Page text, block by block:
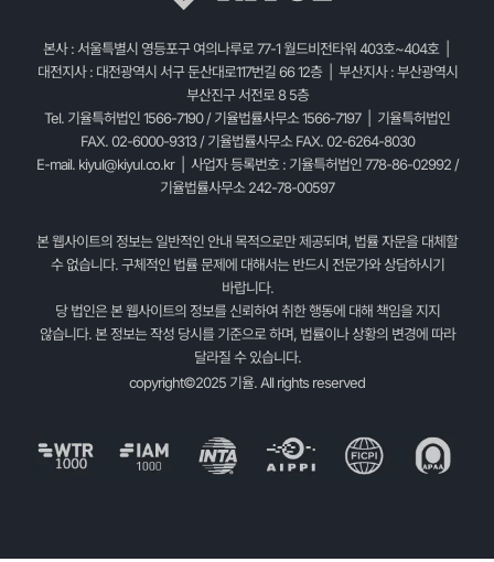
본사 : 서울특별시 영등포구 여의나루로 77-1 월드비전타워 403호~404호 |
대전지사 : 대전광역시 서구 둔산대로117번길 66 12층 | 부산지사 : 부산광역시
부산진구 서전로 8 5층
Tel. 기율특허법인 1566-7190 / 기율법률사무소 1566-7197 | 기율특허법인
FAX. 02-6000-9313 / 기율법률사무소 FAX. 02-6264-8030
E-mail. kiyul@kiyul.co.kr| 사업자 등록번호 : 기율특허법인 778-86-02992 /
기율법률사무소 242-78-00597
본 웹사이트의 정보는 일반적인 안내 목적으로만 제공되며, 법률 자문을 대체할
수 없습니다. 구체적인 법률 문제에 대해서는 반드시 전문가와 상담하시기
바랍니다.
당 법인은 본 웹사이트의 정보를 신뢰하여 취한 행동에 대해 책임을 지지
않습니다. 본 정보는 작성 당시를 기준으로 하며, 법률이나 상황의 변경에 따라
달라질 수 있습니다.
copyright©2025 기율. All rights reserved